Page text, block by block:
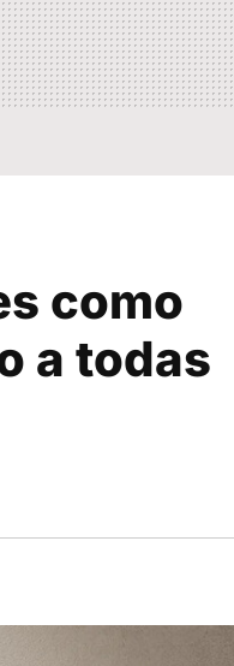
como
a todas